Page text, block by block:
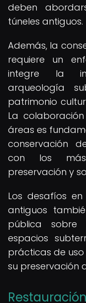
deben
túneles antiguos.
Además, la
requiere un
integre la
arqueología
patrimonio
La
áreas es
conservación
con los
preservación y
Los desafíos
antiguos
pública
espacios
prácticas de
su preservación